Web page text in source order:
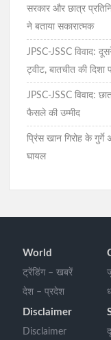
सरकार और छात्र
ने बताया सकारात्मक
JPSC-JSSC विवाद:
ट्वीट, बातचीत की दिशा
JPSC-JSSC विवाद:
फैसले की उम्मीद
प्रिंस खान गिरोह के
घायल
World
ट्रेंडिंग – खबरें
देश – प्रदेश
Disclaimer
Disclaimer